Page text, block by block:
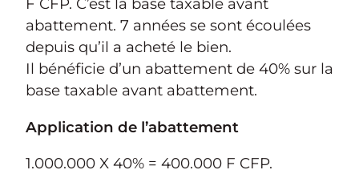
F CFP. C’est la base taxable avant
abattement. 7 années se sont écoulées
depuis qu’il a acheté le bien.
Il bénéficie d’un abattement de 40% sur la
base taxable avant abattement.
Application de l’abattement
1.000.000 X 40% = 400.000 F CFP.